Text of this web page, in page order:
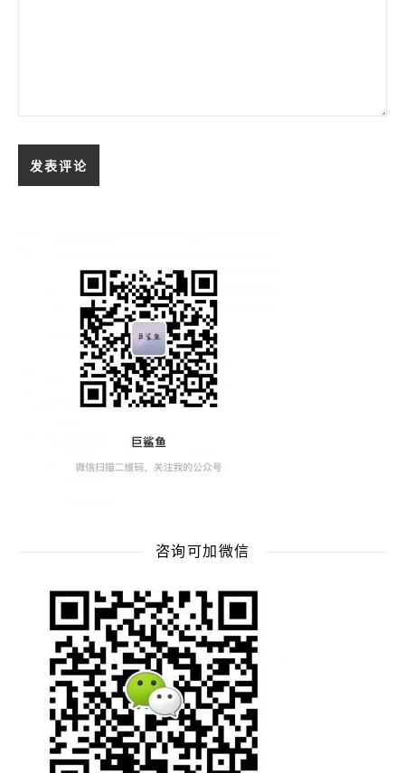
咨询可加微信